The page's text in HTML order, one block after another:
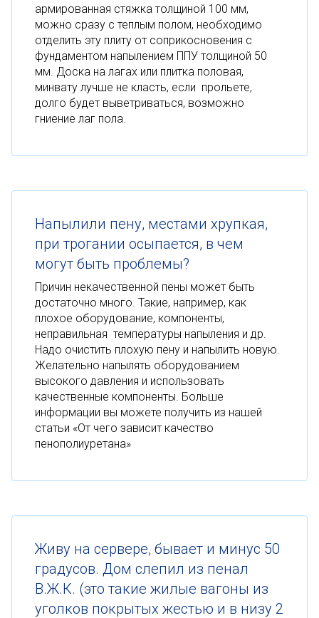
армированная стяжка толщиной 100 мм,
можно сразу с теплым полом, необходимо
отделить эту плиту от соприкосновения с
фундаментом напылением ППУ толщиной 50
мм. Доска на лагах или плитка половая,
минвату лучше не класть, если прольете,
долго будет выветриваться, возможно
гниение лаг пола.
Напылили пену, местами хрупкая,
при трогании осыпается, в чем
могут быть проблемы?
Причин некачественной пены может быть
достаточно много. Такие, например, как
плохое оборудование, компоненты,
неправильная температуры напыления и др.
Надо очистить плохую пену и напылить новую.
Желательно напылять оборудованием
высокого давления и использовать
качественные компоненты. Больше
информации вы можете получить из нашей
статьи «От чего зависит качество
пенополиуретана»
Живу на сервере, бывает и минус 50
градусов. Дом слепил из пенал
В.Ж.К. (это такие жилые вагоны из
уголков покрытых жестью и в низу 2